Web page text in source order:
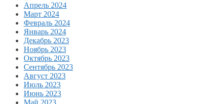
Апрель 2024
Март 2024
Февраль 2024
Январь 2024
Декабрь 2023
Ноябрь 2023
Октябрь 2023
Сентябрь 2023
Август 2023
Июль 2023
Июнь 2023
Май 2023